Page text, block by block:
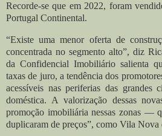
Recorde-se que em 2022, foram
Portugal Continental.
“Existe uma menor oferta de
concentrada no segmento alto”, diz
da Confidencial Imobiliário salienta
taxas de juro, a tendência dos
acessíveis nas periferias das grandes
doméstica. A valorização dessas
promoção imobiliária nessas zonas —
duplicaram de preços”, como Vila